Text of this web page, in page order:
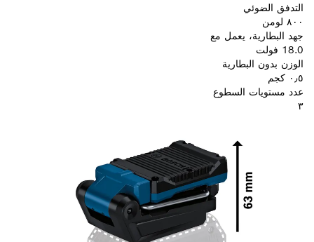
التدفق الضوئي
٨٠٠ لومن
جهد البطارية، يعمل مع
18.0 فولت
الوزن بدون البطارية
٠٫٥ كجم
عدد مستويات السطوع